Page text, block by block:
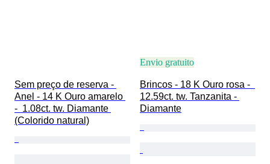
Sem preço de reserva -
Anel - 14 K Ouro amarelo
-  1.08ct. tw. Diamante
(Colorido natural)
Envio gratuito
Brincos - 18 K Ouro rosa -
12.59ct. tw. Tanzanita -
Diamante